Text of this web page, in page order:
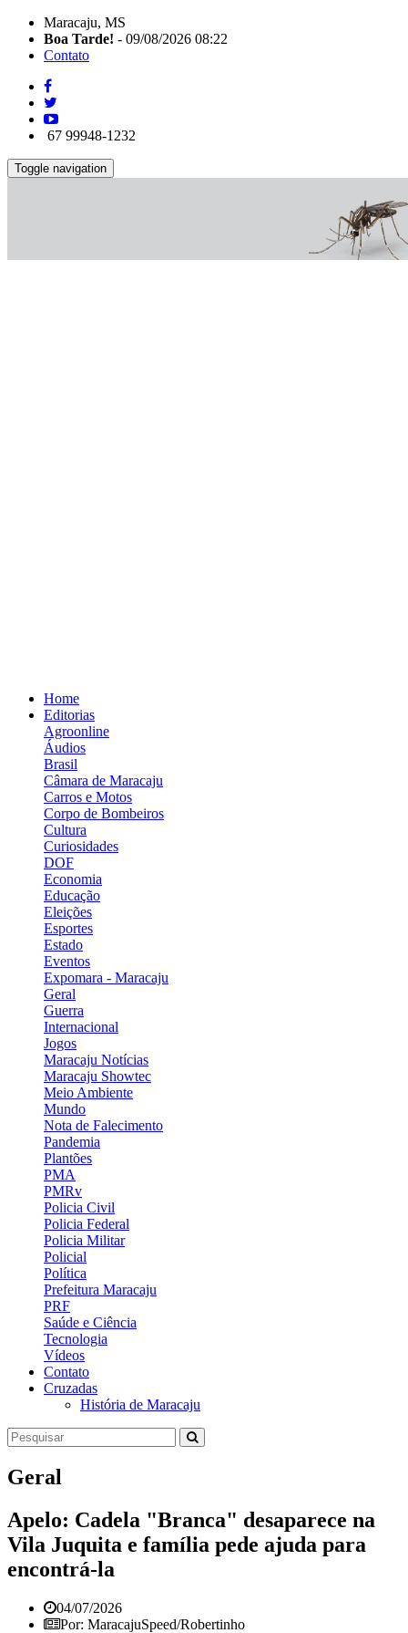
Maracaju, MS
Boa Tarde! - 09/08/2026 08:22
Contato
67 99948-1232
Toggle navigation
Home
Editorias
Agroonline
Áudios
Brasil
Câmara de Maracaju
Carros e Motos
Corpo de Bombeiros
Cultura
Curiosidades
DOF
Economia
Educação
Eleições
Esportes
Estado
Eventos
Expomara - Maracaju
Geral
Guerra
Internacional
Jogos
Maracaju Notícias
Maracaju Showtec
Meio Ambiente
Mundo
Nota de Falecimento
Pandemia
Plantões
PMA
PMRv
Policia Civil
Policia Federal
Policia Militar
Policial
Política
Prefeitura Maracaju
PRF
Saúde e Ciência
Tecnologia
Vídeos
Contato
Cruzadas
História de Maracaju
Geral
Apelo: Cadela "Branca" desaparece na
Vila Juquita e família pede ajuda para
encontrá-la
04/07/2026
Por: MaracajuSpeed/Robertinho